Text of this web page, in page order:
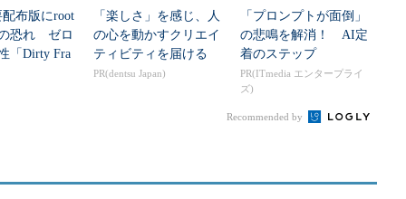
布版にroot
恐れ ゼロ
「Dirty Fra
「楽しさ」を感じ、人
の心を動かすクリエイ
ティビティを届ける
PR(dentsu Japan)
「プロンプトが面倒」
の悲鳴を解消！ AI定
着のステップ
PR(ITmedia エンタープライ
ズ)
Recommended by